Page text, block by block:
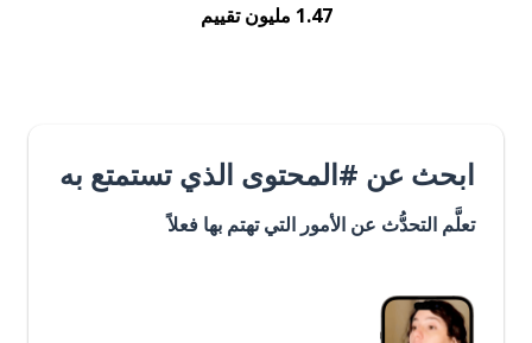
1.47 مليون تقييم
ابحث عن #المحتوى الذي تستمتع به
تعلَّم التحدُّث عن الأمور التي تهتم بها فعلاً